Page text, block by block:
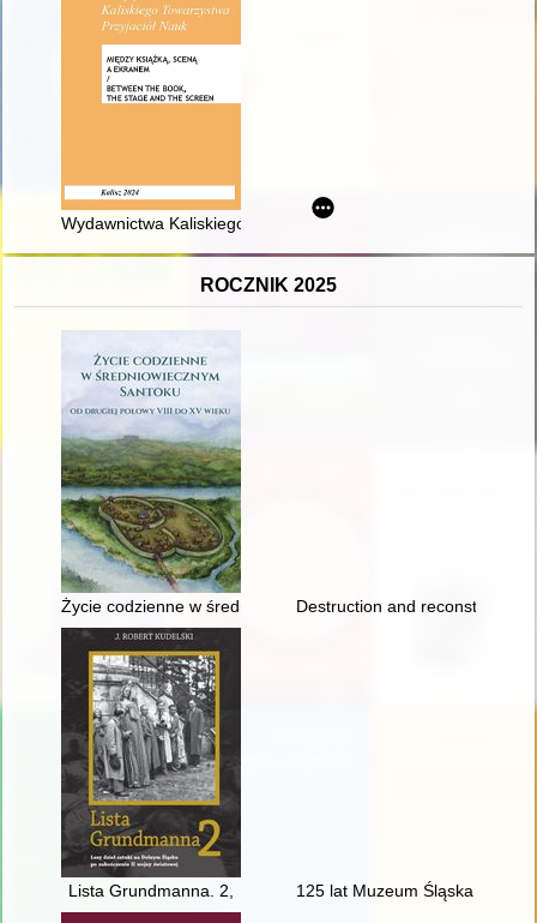
Wydawnictwa Kaliskiego Towarzystwa Przyjaciół Nauk
ROCZNIK 2025
Życie codzienne w średniowiecznym Santoku : od drugiej
Destruction and reconstruction
Lista Grundmanna. 2, 125 lat Muzeum Śląska